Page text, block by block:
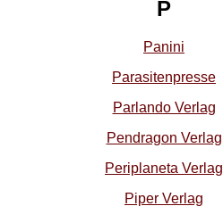
P
Panini
Parasitenpresse
Parlando Verlag
Pendragon Verlag
Periplaneta Verlag
Piper Verlag